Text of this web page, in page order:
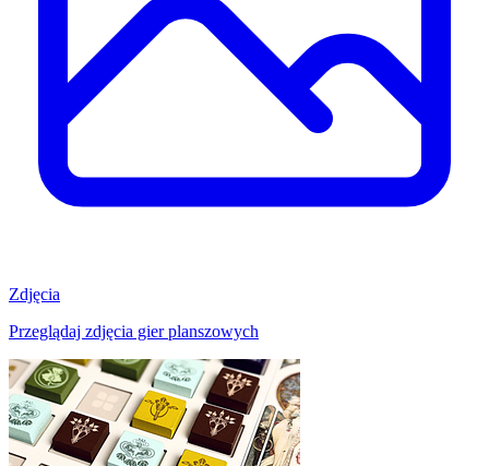
Zdjęcia
Przeglądaj zdjęcia gier planszowych